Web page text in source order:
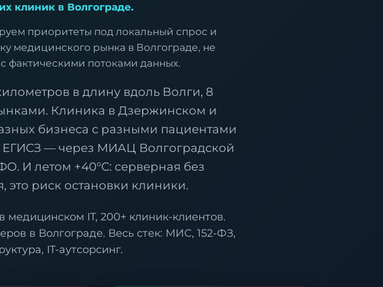
клиник в Волгограде.
приоритеты под локальный спрос и
медицинского рынка в Волгограде, не
фактическими потоками данных.
в длину вдоль Волги, 8
Клиника в Дзержинском и
бизнеса с разными пациентами
— через МИАЦ Волгоградской
И летом +40°C: серверная без
риск остановки клиники.
медицинском IT, 200+ клиник-клиентов.
в Волгограде. Весь стек: МИС, 152-ФЗ,
IT-аутсорсинг.